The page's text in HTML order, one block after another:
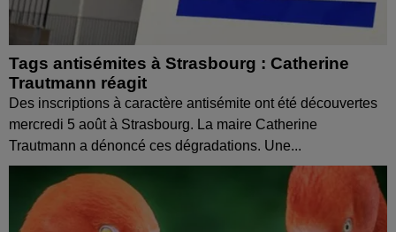
Tags antisémites à Strasbourg : Catherine
Trautmann réagit
Des inscriptions à caractère antisémite ont été découvertes
mercredi 5 août à Strasbourg. La maire Catherine
Trautmann a dénoncé ces dégradations. Une...